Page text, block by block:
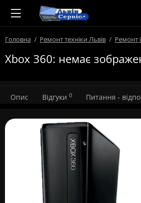
Головна Ремонт техніки Львів Ремонт
Xbox 360: немає
Опис Відгуки 0 Питання -